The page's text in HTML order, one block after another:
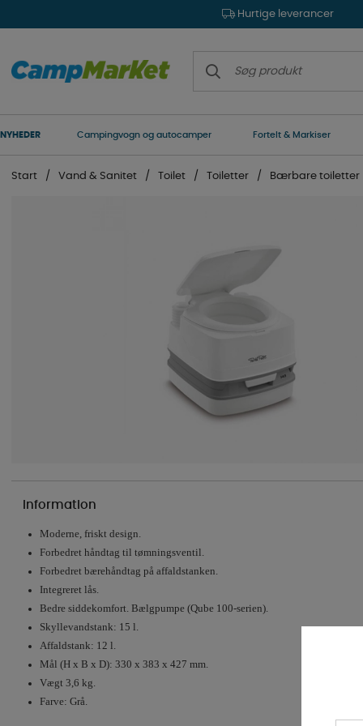
Hurtige leverancer
NYHEDER Campingvogn og autocamper Fortelt & Markiser
Start Vand & Sanitet Toilet Toiletter Bærbare toiletter
Information
Moderne, friskt design.
Forbedret håndtag til tømningsventil.
Forbedret bærehåndtag på affaldstanken.
Integreret lås.
Bedre siddekomfort. Bælgpumpe (Qube 100-serien).
Skyllevandstank: 15 l.
Affaldstank: 12 l.
Mål (H x B x D): 330 x 383 x 427 mm.
Vægt 3,6 kg.
Farve: Grå.